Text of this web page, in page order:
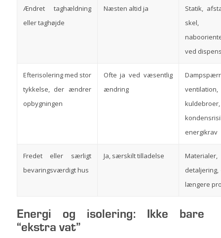
Ændret taghældning
eller taghøjde
Næsten altid ja
Statik,
skel,
ved
Efterisolering med stor
tykkelse, der ændrer
opbygningen
Ofte ja ved væsentlig
ændring
ventilation,
kuldebroer,
energikrav
Fredet eller særligt
bevaringsværdigt hus
Ja, særskilt tilladelse
Materialer,
længere
Energi og isolering: Ikke bare
“ekstra vat”